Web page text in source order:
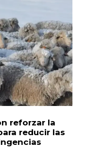
reforzar la
reducir las